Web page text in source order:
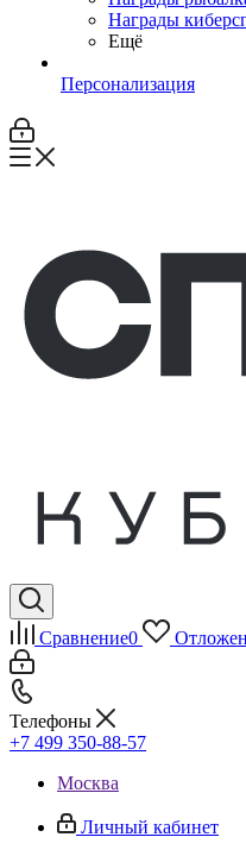
Награды
Ещё
Персонализация
Сравнение0
Телефоны
+7 499 350-88-57
Москва
Личный кабинет